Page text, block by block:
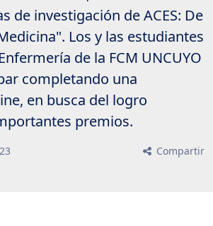
de investigación de ACES: De
Los y las estudiantes
de la FCM UNCUYO
completando una
en busca del logro
premios.
Compartir